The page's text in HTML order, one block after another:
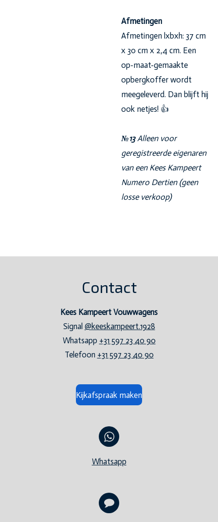
Afmetingen
Afmetingen lxbxh: 37 cm
x 30 cm x 2,4 cm. Een
op-maat-gemaakte
opbergkoffer wordt
meegeleverd. Dan blijft hij
ook netjes! 👍
№13Alleen voor
geregistreerde eigenaren
van een Kees Kampeert
Numero Dertien (geen
losse verkoop)
Contact
Kees Kampeert Vouwwagens
Signal @keeskampeert.1928
Whatsapp +31 597 23 40 90
Telefoon +31 597 23 40 90
Kijkafspraak maken
Whatsapp